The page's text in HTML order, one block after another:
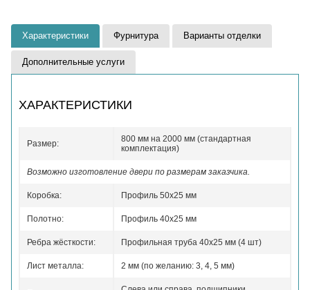
Характеристики Фурнитура Варианты отделки
Дополнительные услуги
ХАРАКТЕРИСТИКИ
Размер:
800 мм на 2000 мм (стандартная
комплектация)
Возможно изготовление двери по размерам заказчика.
Коробка: Профиль 50x25 мм
Полотно: Профиль 40x25 мм
Ребра жёсткости: Профильная труба 40х25 мм (4 шт)
Лист металла: 2 мм (по желанию: 3, 4, 5 мм)